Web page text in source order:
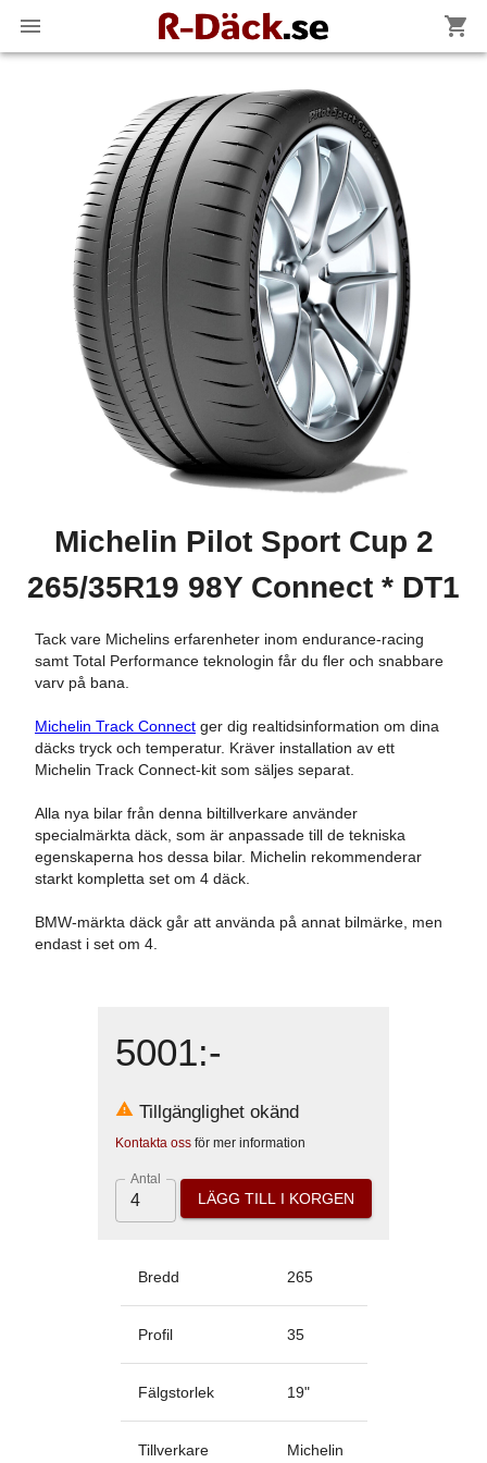
Michelin Pilot Sport Cup 2
265/35R19 98Y Connect * DT1
Tack vare Michelins erfarenheter inom endurance-racing
samt Total Performance teknologin får du fler och snabbare
varv på bana.
Michelin Track Connect ger dig realtidsinformation om dina
däcks tryck och temperatur. Kräver installation av ett
Michelin Track Connect-kit som säljes separat.
Alla nya bilar från denna biltillverkare använder
specialmärkta däck, som är anpassade till de tekniska
egenskaperna hos dessa bilar. Michelin rekommenderar
starkt kompletta set om 4 däck.
BMW-märkta däck går att använda på annat bilmärke, men
endast i set om 4.
5001:-
Tillgänglighet okänd
Kontakta oss för mer information
Antal
LÄGG TILL I KORGEN
Bredd 265
Profil 35
Fälgstorlek 19"
Tillverkare Michelin